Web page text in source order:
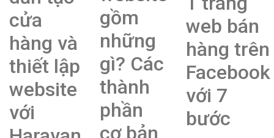
cửa
hàng và
thiết lập
website
với
gồm
những
gì? Các
thành
phần
cơ bản
web bán
hàng trên
Facebook
với 7
bước